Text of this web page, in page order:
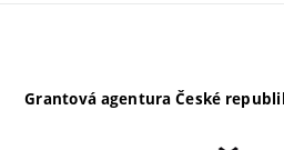
Grantová agentura České